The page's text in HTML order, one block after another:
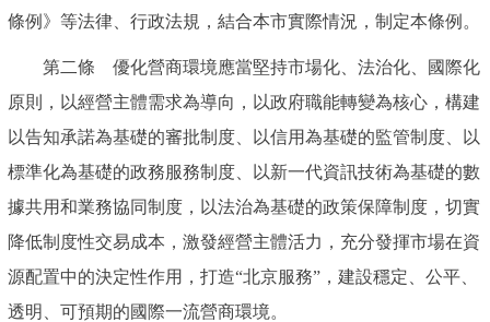
條例》等法律、行政法規，結合本市實際情況，制定本條例。
第二條 優化營商環境應當堅持市場化、法治化、國際化
原則，以經營主體需求為導向，以政府職能轉變為核心，構建
以告知承諾為基礎的審批制度、以信用為基礎的監管制度、以
標準化為基礎的政務服務制度、以新一代資訊技術為基礎的數
據共用和業務協同制度，以法治為基礎的政策保障制度，切實
降低制度性交易成本，激發經營主體活力，充分發揮市場在資
源配置中的決定性作用，打造“北京服務”，建設穩定、公平、
透明、可預期的國際一流營商環境。